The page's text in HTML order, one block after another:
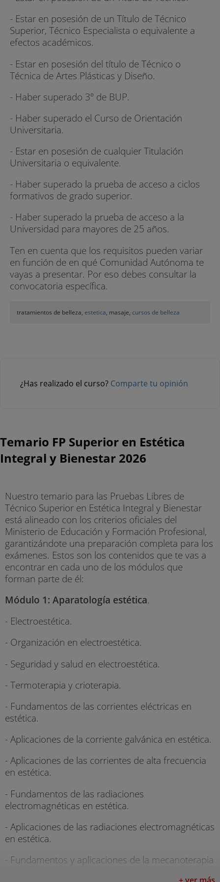
- Estar en posesión de un Título de Técnico
Superior, Técnico Especialista o equivalente a
efectos académicos.
- Estar en posesión del título de Técnico o
Técnica de Artes Plásticas y Diseño.
- Haber superado 3º de BUP.
- Haber superado el Curso de Orientación
Universitaria.
- Estar en posesión de cualquier Titulación
Universitaria o equivalente.
- Haber superado la prueba de acceso a ciclos
formativos de grado superior.
- Haber superado la prueba de acceso a la
Universidad para mayores de 25 años.
Ten en cuenta que los requisitos pueden variar
en función de en qué Comunidad Autónoma te
vayas a presentar. Por eso debes consultar la
convocatoria específica.
tratamientos de belleza, estetica, masaje, cursos de belleza
¿Has realizado el curso? Comparte tu opinión
Temario FP Superior en Estética
Integral y Bienestar 2026
Nuestro temario para las Pruebas Libres de
Técnico Superior en Estética Integral y Bienestar
está alineado con los criterios oficiales del
Ministerio de Educación y Formación Profesional,
garantizándote una preparación completa para los
exámenes. Estos son los contenidos que te vas a
encontrar en cada uno de los módulos que
forman parte de él:
Módulo 1: Aparatología estética.
- Electroestética.
- Organización en electroestética.
- Seguridad y salud en electroestética.
- Termoterapia y crioterapia.
- Fundamentos de las corrientes eléctricas en
estética.
- Aplicaciones de la corriente galvánica en estética.
- Aplicaciones de las corrientes de alta frecuencia
en estética.
- Fundamentos de las radiaciones
electromagnéticas en estética.
- Aplicaciones de las radiaciones electromagnéticas
en estética.
- Fundamentos y aplicaciones de la mecanoterapia